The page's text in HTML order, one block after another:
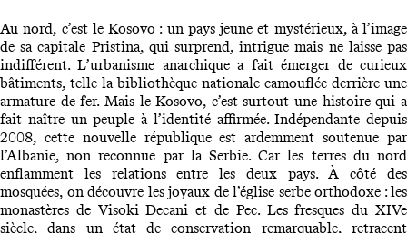
Au nord, c’est le Kosovo : un pays jeune et mystérieux, à l’image
de sa capitale Pristina, qui surprend, intrigue mais ne laisse pas
indifférent. L’urbanisme anarchique a fait émerger de curieux
bâtiments, telle la bibliothèque nationale camouflée derrière une
armature de fer. Mais le Kosovo, c’est surtout une histoire qui a
fait naître un peuple à l’identité affirmée. Indépendante depuis
2008, cette nouvelle république est ardemment soutenue par
l’Albanie, non reconnue par la Serbie. Car les terres du nord
enflamment les relations entre les deux pays. À côté des
mosquées, on découvre les joyaux de l’église serbe orthodoxe : les
monastères de Visoki Decani et de Pec. Les fresques du XIVe
siècle, dans un état de conservation remarquable, retracent